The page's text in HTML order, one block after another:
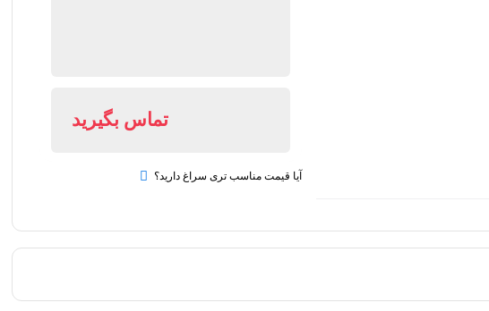
تماس بگیرید
آیا قیمت مناسب تری سراغ دارید؟